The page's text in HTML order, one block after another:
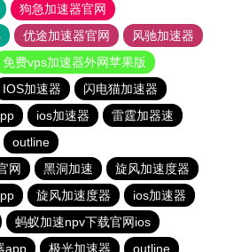
狗急加速器官网
优途加速器官网
风驰加速器
免费vps加速器外网苹果版
IOS加速器
闪电猫加速器
ios加速器
雷霆加器速
outline
网
黑洞加速
旋风加速度器
旋风加速度器
ios加速器
蚂蚁加速npv下载官网ios
app 极光加速器 outline